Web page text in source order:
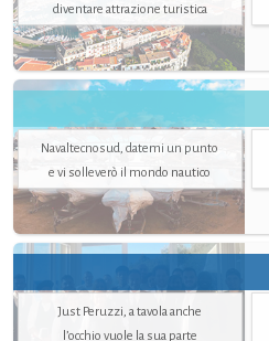
diventare attrazione turistica
Navaltecnosud, datemi un punto
e vi solleverò il mondo nautico
Just Peruzzi, a tavola anche
l’occhio vuole la sua parte